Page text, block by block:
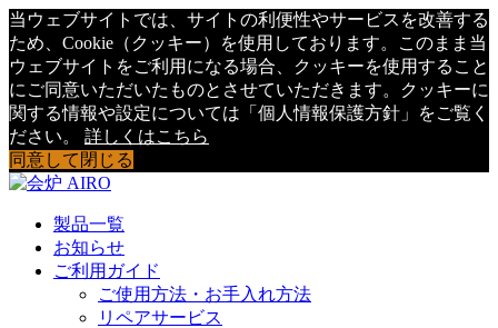
当ウェブサイトでは、サイトの利便性やサービスを改善する
ため、Cookie（クッキー）を使用しております。このまま当
ウェブサイトをご利用になる場合、クッキーを使用すること
にご同意いただいたものとさせていただきます。クッキーに
関する情報や設定については「個人情報保護方針」をご覧く
ださい。 詳しくはこちら
同意して閉じる
製品一覧
お知らせ
ご利用ガイド
ご使用方法・お手入れ方法
リペアサービス